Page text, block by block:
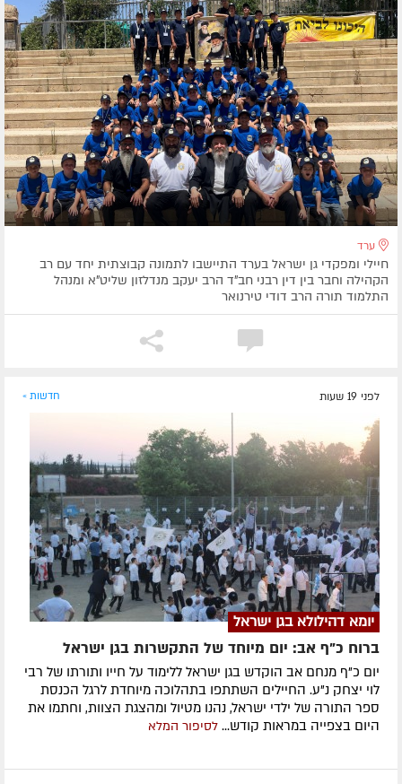
ערד
חיילי ומפקדי גן ישראל בערד התיישבו לתמונה קבוצתית יחד עם רב
הקהילה וחבר בין דין רבני חב"ד הרב יעקב מנדלזון שליט"א ומנהל
התלמוד תורה הרב דודי טירנואר
לפני 19 שעות חדשות »
יומא דהילולא בגן ישראל
ברוח כ"ף אב: יום מיוחד של התקשרות בגן ישראל
יום כ"ף מנחם אב הוקדש בגן ישראל ללימוד על חייו ותורתו של רבי
לוי יצחק נ"ע. החיילים השתתפו בתהלוכה מיוחדת לרגל הכנסת
ספר התורה של ילדי ישראל, נהנו מטיול ומהצגת הצוות, וחתמו את
היום בצפייה במראות קודש... לסיפור המלא